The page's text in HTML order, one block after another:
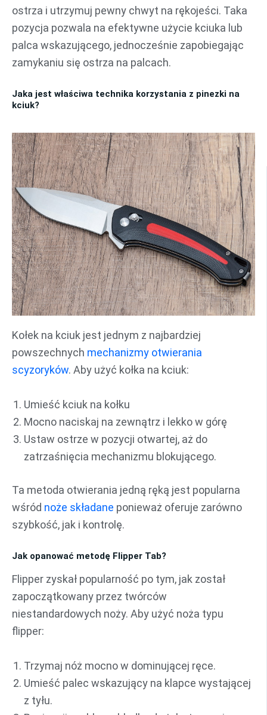
ostrza i utrzymuj pewny chwyt na rękojeści. Taka
pozycja pozwala na efektywne użycie kciuka lub
palca wskazującego, jednocześnie zapobiegając
zamykaniu się ostrza na palcach.
Jaka jest właściwa technika korzystania z pinezki na
kciuk?
Kołek na kciuk jest jednym z najbardziej
powszechnych mechanizmy otwierania
scyzoryków. Aby użyć kołka na kciuk:
Umieść kciuk na kołku
Mocno naciskaj na zewnątrz i lekko w górę
Ustaw ostrze w pozycji otwartej, aż do
zatrzaśnięcia mechanizmu blokującego.
Ta metoda otwierania jedną ręką jest popularna
wśród noże składane ponieważ oferuje zarówno
szybkość, jak i kontrolę.
Jak opanować metodę Flipper Tab?
Flipper zyskał popularność po tym, jak został
zapoczątkowany przez twórców
niestandardowych noży. Aby użyć noża typu
flipper:
Trzymaj nóż mocno w dominującej ręce.
Umieść palec wskazujący na klapce wystającej
z tyłu.